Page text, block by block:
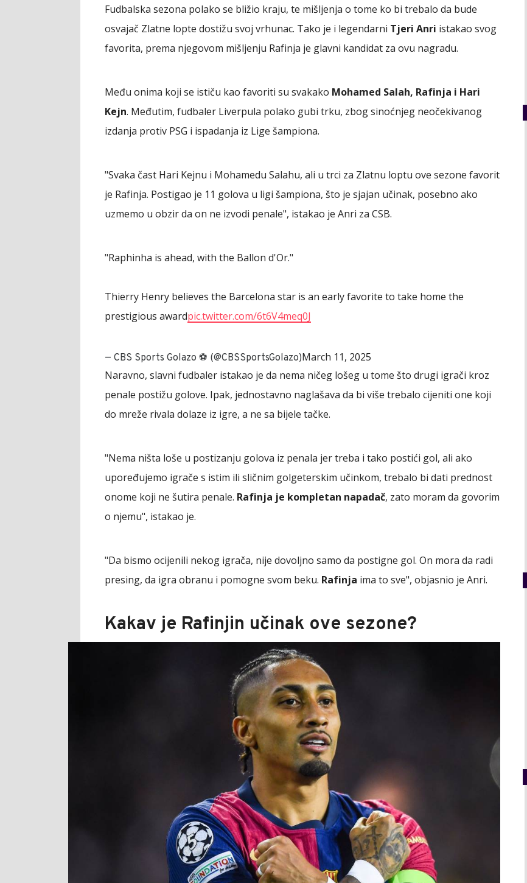
Fudbalska sezona polako se bližio kraju, te mišljenja o tome ko bi trebalo da bude
osvajač Zlatne lopte dostižu svoj vrhunac. Tako je i legendarni Tjeri Anri istakao svog
favorita, prema njegovom mišljenju Rafinja je glavni kandidat za ovu nagradu.
Među onima koji se ističu kao favoriti su svakako Mohamed Salah, Rafinja i Hari
Kejn. Međutim, fudbaler Liverpula polako gubi trku, zbog sinoćnjeg neočekivanog
izdanja protiv PSG i ispadanja iz Lige šampiona.
"Svaka čast Hari Kejnu i Mohamedu Salahu, ali u trci za Zlatnu loptu ove sezone favorit
je Rafinja. Postigao je 11 golova u ligi šampiona, što je sjajan učinak, posebno ako
uzmemo u obzir da on ne izvodi penale", istakao je Anri za CSB.
"Raphinha is ahead, with the Ballon d'Or."
Thierry Henry believes the Barcelona star is an early favorite to take home the
prestigious awardpic.twitter.com/6t6V4meq0J
— CBS Sports Golazo ⚽️ (@CBSSportsGolazo)March 11, 2025
Naravno, slavni fudbaler istakao je da nema ničeg lošeg u tome što drugi igrači kroz
penale postižu golove. Ipak, jednostavno naglašava da bi više trebalo cijeniti one koji
do mreže rivala dolaze iz igre, a ne sa bijele tačke.
"Nema ništa loše u postizanju golova iz penala jer treba i tako postići gol, ali ako
upoređujemo igrače s istim ili sličnim golgeterskim učinkom, trebalo bi dati prednost
onome koji ne šutira penale. Rafinja je kompletan napadač, zato moram da govorim
o njemu", istakao je.
"Da bismo ocijenili nekog igrača, nije dovoljno samo da postigne gol. On mora da radi
presing, da igra obranu i pomogne svom beku. Rafinja ima to sve", objasnio je Anri.
Kakav je Rafinjin učinak ove sezone?